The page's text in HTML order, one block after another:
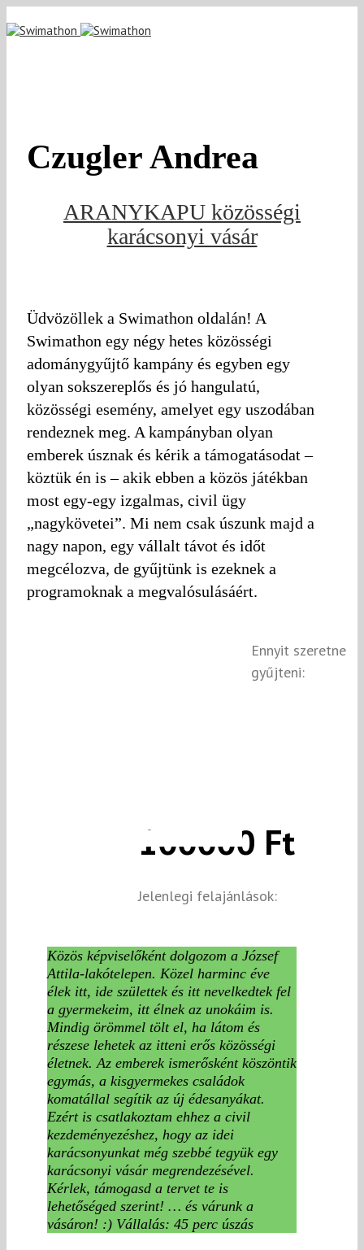
Czugler Andrea
ARANYKAPU közösségi
karácsonyi vásár
Üdvözöllek a Swimathon oldalán! A
Swimathon egy négy hetes közösségi
adománygyűjtő kampány és egyben egy
olyan sokszereplős és jó hangulatú,
közösségi esemény, amelyet egy uszodában
rendeznek meg. A kampányban olyan
emberek úsznak és kérik a támogatásodat –
köztük én is – akik ebben a közös játékban
most egy-egy izgalmas, civil ügy
„nagykövetei”. Mi nem csak úszunk majd a
nagy napon, egy vállalt távot és időt
megcélozva, de gyűjtünk is ezeknek a
programoknak a megvalósulásáért.
Közös képviselőként dolgozom a József
Attila-lakótelepen. Közel harminc éve
élek itt, ide születtek és itt nevelkedtek fel
a gyermekeim, itt élnek az unokáim is.
Mindig örömmel tölt el, ha látom és
részese lehetek az itteni erős közösségi
életnek. Az emberek ismerősként köszöntik
egymás, a kisgyermekes családok
komatállal segítik az új édesanyákat.
Ezért is csatlakoztam ehhez a civil
kezdeményezéshez, hogy az idei
karácsonyunkat még szebbé tegyük egy
karácsonyi vásár megrendezésével.
Kérlek, támogasd a tervet te is
lehetőséged szerint! … és várunk a
vásáron! :) Vállalás: 45 perc úszás
Ennyit szeretne
gyűjteni:
100000 Ft
Jelenlegi felajánlások: